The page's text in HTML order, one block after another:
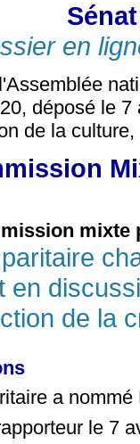
en
déposé le 7
de la
mixte
en
de la
a
le 7